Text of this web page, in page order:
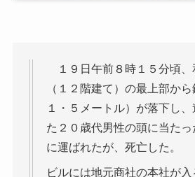
１９日午前８時１５分頃、
（１２階建て）の最上部か
１・５メートル）が落下し
た２０歳代男性の頭に当た
に運ばれたが、死亡した。
ビルには地元商社の本社が